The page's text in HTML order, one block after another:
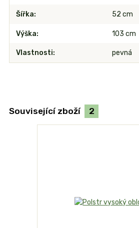
Šířka 52 cm
Výška 103 cm
Vlastnosti pevná
Související zboží 2